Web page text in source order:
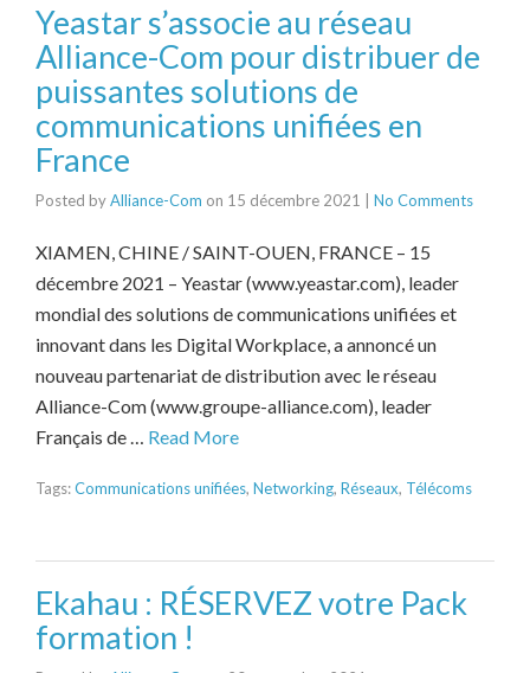
Yeastar s’associe au réseau
Alliance-Com pour distribuer de
puissantes solutions de
communications unifiées en
France
Posted byAlliance-Com on 15 décembre 2021 | No Comments
XIAMEN, CHINE / SAINT-OUEN, FRANCE – 15
décembre 2021 – Yeastar (www.yeastar.com), leader
mondial des solutions de communications unifiées et
innovant dans les Digital Workplace, a annoncé un
nouveau partenariat de distribution avec le réseau
Alliance-Com (www.groupe-alliance.com), leader
Français de … Read More
Tags:Communications unifiées, Networking, Réseaux, Télécoms
Ekahau : RÉSERVEZ votre Pack
formation !